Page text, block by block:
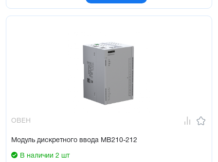
ОВЕН
Модуль дискретного ввода МВ210-212
В наличии 2 шт